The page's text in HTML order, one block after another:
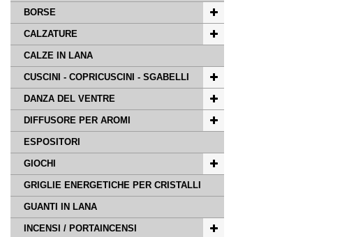
BORSE
CALZATURE
CALZE IN LANA
CUSCINI - COPRICUSCINI - SGABELLI
DANZA DEL VENTRE
DIFFUSORE PER AROMI
ESPOSITORI
GIOCHI
GRIGLIE ENERGETICHE PER CRISTALLI
GUANTI IN LANA
INCENSI / PORTAINCENSI